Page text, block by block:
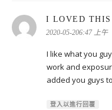
I LOVED THIS
2020-05-206:47 上午
I like what you
work and
added you guys
登入以進行回覆